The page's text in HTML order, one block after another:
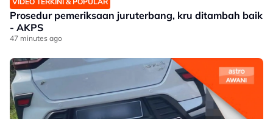
Prosedur pemeriksaan juruterbang, kru ditambah baik
- AKPS
47 minutes ago